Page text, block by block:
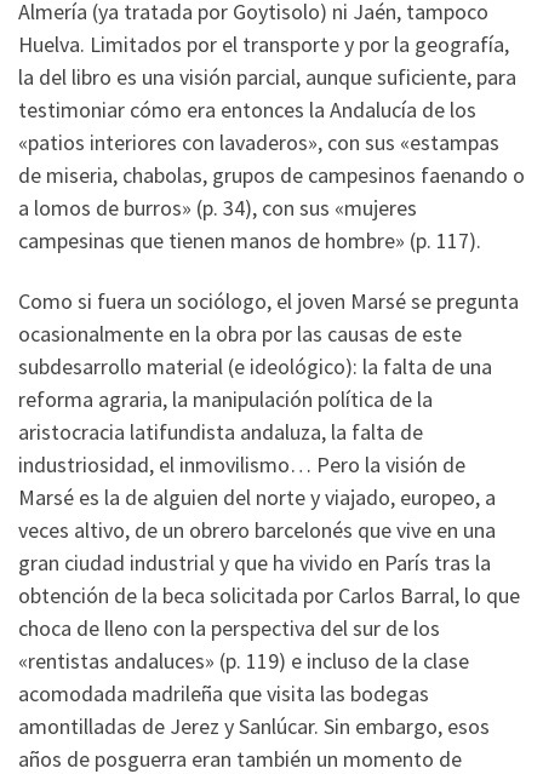
Almería (ya tratada por Goytisolo) ni Jaén, tampoco
Huelva. Limitados por el transporte y por la geografía,
la del libro es una visión parcial, aunque suficiente, para
testimoniar cómo era entonces la Andalucía de los
«patios interiores con lavaderos», con sus «estampas
de miseria, chabolas, grupos de campesinos faenando o
a lomos de burros» (p. 34), con sus «mujeres
campesinas que tienen manos de hombre» (p. 117).
Como si fuera un sociólogo, el joven Marsé se pregunta
ocasionalmente en la obra por las causas de este
subdesarrollo material (e ideológico): la falta de una
reforma agraria, la manipulación política de la
aristocracia latifundista andaluza, la falta de
industriosidad, el inmovilismo… Pero la visión de
Marsé es la de alguien del norte y viajado, europeo, a
veces altivo, de un obrero barcelonés que vive en una
gran ciudad industrial y que ha vivido en París tras la
obtención de la beca solicitada por Carlos Barral, lo que
choca de lleno con la perspectiva del sur de los
«rentistas andaluces» (p. 119) e incluso de la clase
acomodada madrileña que visita las bodegas
amontilladas de Jerez y Sanlúcar. Sin embargo, esos
años de posguerra eran también un momento de